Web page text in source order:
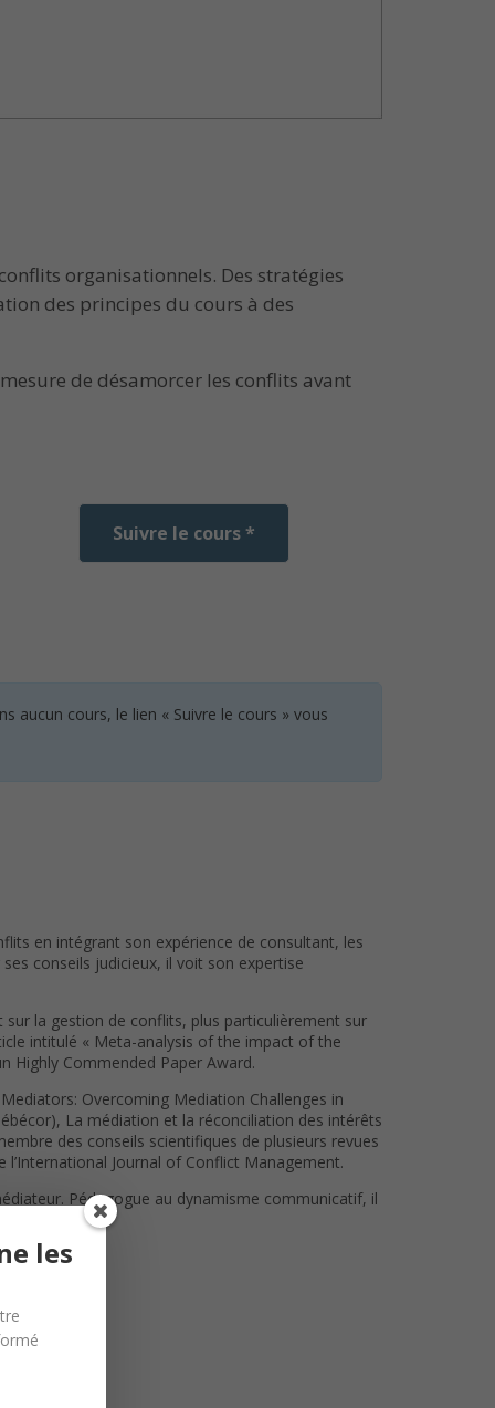
organisationnels. Des stratégies
des principes du cours à des
de désamorcer les conflits avant
Suivre le cours *
aucun cours, le lien « Suivre le cours » vous
en intégrant son expérience de consultant, les
conseils judicieux, il voit son expertise
la gestion de conflits, plus particulièrement sur
intitulé « Meta-analysis of the impact of the
Highly Commended Paper Award.
Overcoming Mediation Challenges in
La médiation et la réconciliation des intérêts
des conseils scientifiques de plusieurs revues
Journal of Conflict Management.
Pédagogue au dynamisme communicatif, il
les